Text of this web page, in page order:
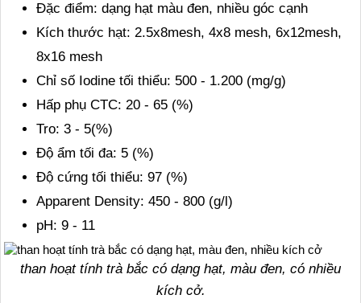
Đặc điểm: dạng hạt màu đen, nhiều góc cạnh
Kích thước hạt: 2.5x8mesh, 4x8 mesh, 6x12mesh,
8x16 mesh
Chỉ số Iodine tối thiểu: 500 - 1.200 (mg/g)
Hấp phụ CTC: 20 - 65 (%)
Tro: 3 - 5(%)
Độ ẩm tối đa: 5 (%)
Độ cứng tối thiểu: 97 (%)
Apparent Density: 450 - 800 (g/l)
pH: 9 - 11
than hoạt tính trà bắc có dạng hạt, màu đen, có nhiều
kích cở.